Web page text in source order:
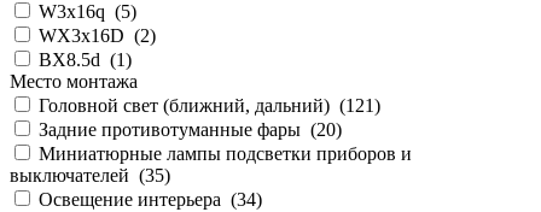
W3x16q (5)
WX3x16D (2)
ВХ8.5d (1)
Место монтажа
Головной свет (ближний, дальний) (121)
Задние противотуманные фары (20)
Миниатюрные лампы подсветки приборов и
выключателей (35)
Освещение интерьера (34)